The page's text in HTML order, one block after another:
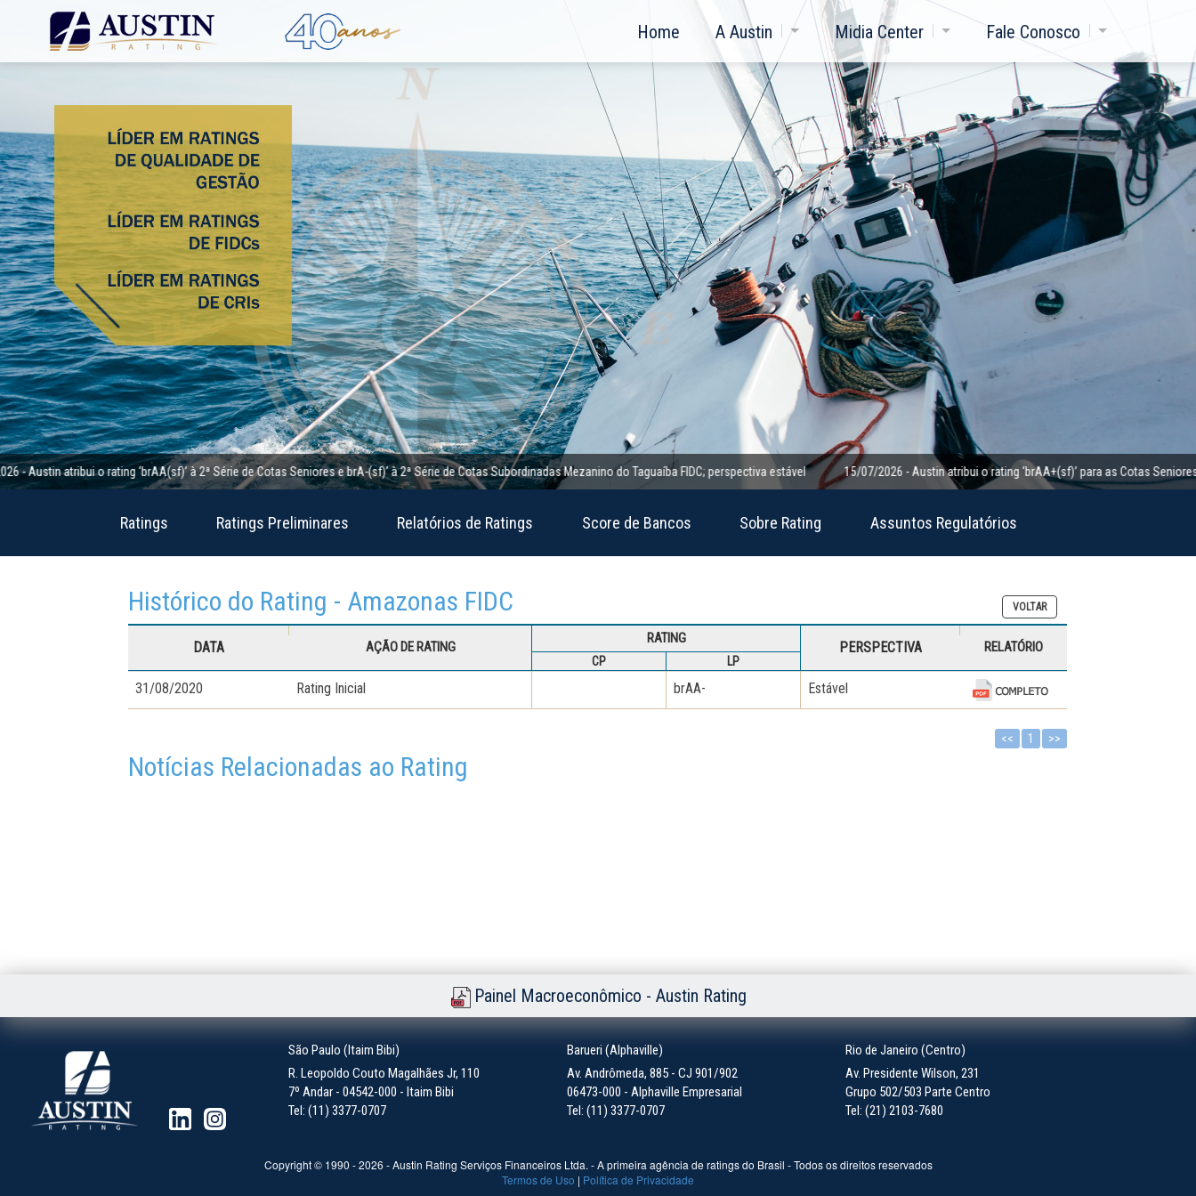
Home A Austin Midia Center Fale Conosco
atribui o rating ‘brAA(sf)’ à 2ª Série de Cotas Seniores e brA-(sf)’ à 2ª Série de Cotas Subordinadas Mezanino do Taguaíba FIDC; perspectiva estável 15/07/2026 - Austin atribui o rating ‘brAA+(sf)’ para as Cotas Seniores da
Ratings Ratings Preliminares Relatórios de Ratings Score de Bancos Sobre Rating Assuntos Regulatórios
Histórico do Rating - Amazonas FIDC VOLTAR
DATA AÇÃO DE RATING
RATING
PERSPECTIVA RELATÓRIO
CP LP
31/08/2020 Rating Inicial brAA- Estável
<< 1 >>
Notícias Relacionadas ao Rating
Painel Macroeconômico - Austin Rating
São Paulo (Itaim Bibi)
R. Leopoldo Couto Magalhães Jr, 110
7º Andar - 04542-000 - Itaim Bibi
Tel: (11) 3377-0707
Barueri (Alphaville)
Av. Andrômeda, 885 - CJ 901/902
06473-000 - Alphaville Empresarial
Tel: (11) 3377-0707
Rio de Janeiro (Centro)
Av. Presidente Wilson, 231
Grupo 502/503 Parte Centro
Tel: (21) 2103-7680
Copyright © 1990 -2026 - Austin Rating Serviços Financeiros Ltda. - A primeira agência de ratings do Brasil - Todos os direitos reservados
Termos de Uso | Política de Privacidade